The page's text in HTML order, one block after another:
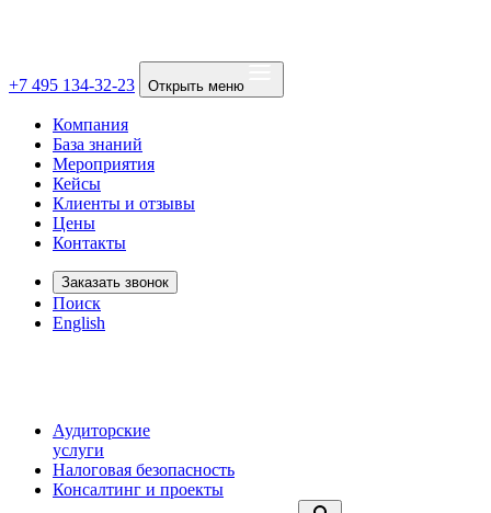
+7 495 134-32-23 Открыть меню
Компания
База знаний
Мероприятия
Кейсы
Клиенты и отзывы
Цены
Контакты
Заказать звонок
Поиск
English
Аудиторские
услуги
Налоговая безопасность
Консалтинг и проекты